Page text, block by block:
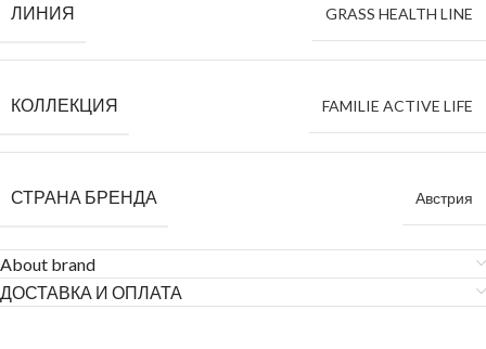
ЛИНИЯ GRASS HEALTH LINE
КОЛЛЕКЦИЯ FAMILIE ACTIVE LIFE
СТРАНА БРЕНДА Австрия
About brand
ДОСТАВКА И ОПЛАТА